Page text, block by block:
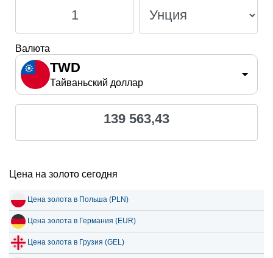
Валюта
TWD
Тайваньский доллар
139 563,43
Цена на золото сегодня
Цена золота в Польша (PLN)
Цена золота в Германия (EUR)
Цена золота в Грузия (GEL)